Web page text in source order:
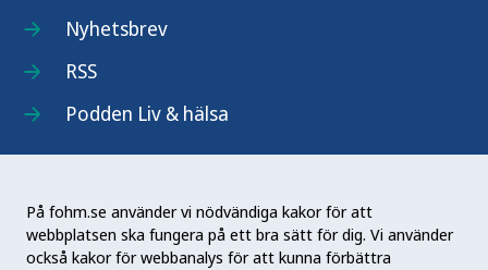
På fohm.se använder vi nödvändiga kakor för att
webbplatsen ska fungera på ett bra sätt för dig. Vi använder
också kakor för webbanalys för att kunna förbättra
Nyhetsbrev
RSS
Podden Liv & hälsa
Folkhälsomyndigheten (Fohm) är en nationell